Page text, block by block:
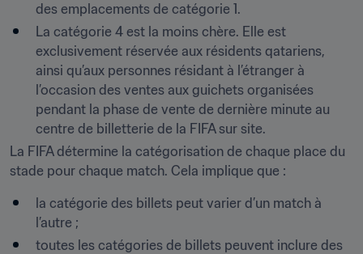
des emplacements de catégorie 1.
La catégorie 4 est la moins chère. Elle est
exclusivement réservée aux résidents qatariens,
ainsi qu’aux personnes résidant à l’étranger à
l’occasion des ventes aux guichets organisées
pendant la phase de vente de dernière minute au
centre de billetterie de la FIFA sur site.
La FIFA détermine la catégorisation de chaque place du
stade pour chaque match. Cela implique que :
la catégorie des billets peut varier d’un match à
l’autre ;
toutes les catégories de billets peuvent inclure des